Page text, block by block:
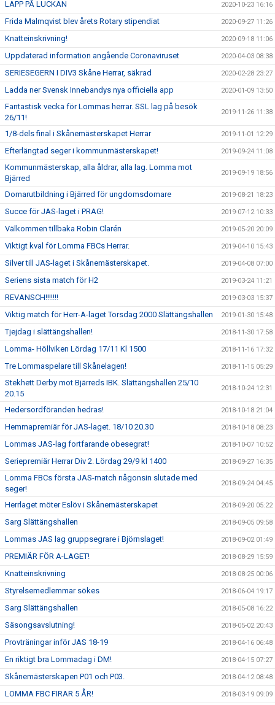
LAPP PÅ LUCKAN 2020-10-23 16:16
Frida Malmqvist blev årets Rotary stipendiat 2020-09-27 11:26
Knatteinskrivning! 2020-09-18 11:06
Uppdaterad information angående Coronaviruset 2020-04-03 08:38
SERIESEGERN I DIV3 Skåne Herrar, säkrad 2020-02-28 23:27
Ladda ner Svensk Innebandys nya officiella app 2020-01-09 13:50
Fantastisk vecka för Lommas herrar. SSL lag på besök
26/11!
2019-11-26 11:38
1/8-dels final i Skånemästerskapet Herrar 2019-11-01 12:29
Efterlängtad seger i kommunmästerskapet! 2019-09-24 11:08
Kommunmästerskap, alla åldrar, alla lag. Lomma mot
Bjärred
2019-09-19 18:56
Domarutbildning i Bjärred för ungdomsdomare 2019-08-21 18:23
Succe för JAS-laget i PRAG! 2019-07-12 10:33
Välkommen tillbaka Robin Clarén 2019-05-20 20:09
Viktigt kval för Lomma FBCs Herrar. 2019-04-10 15:43
Silver till JAS-laget i Skånemästerskapet. 2019-04-08 07:00
Seriens sista match för H2 2019-03-24 11:21
REVANSCH!!!!!!! 2019-03-03 15:37
Viktig match för Herr-A-laget Torsdag 2000 Slättängshallen 2019-01-30 15:48
Tjejdag i slättängshallen! 2018-11-30 17:58
Lomma- Höllviken Lördag 17/11 Kl 1500 2018-11-16 17:32
Tre Lommaspelare till Skånelagen! 2018-11-15 05:29
Stekhett Derby mot Bjärreds IBK. Slättängshallen 25/10
20.15
2018-10-24 12:31
Hedersordföranden hedras! 2018-10-18 21:04
Hemmapremiär för JAS-laget. 18/10 20.30 2018-10-18 08:23
Lommas JAS-lag fortfarande obesegrat! 2018-10-07 10:52
Seriepremiär Herrar Div 2. Lördag 29/9 kl 1400 2018-09-27 16:35
Lomma FBCs första JAS-match någonsin slutade med
seger!
2018-09-24 04:45
Herrlaget möter Eslöv i Skånemästerskapet 2018-09-20 05:22
Sarg Slättängshallen 2018-09-05 09:58
Lommas JAS lag gruppsegrare i Björnslaget! 2018-09-02 01:49
PREMIÄR FÖR A-LAGET! 2018-08-29 15:59
Knatteinskrivning 2018-08-25 00:06
Styrelsemedlemmar sökes 2018-06-04 19:17
Sarg Slättängshallen 2018-05-08 16:22
Säsongsavslutning! 2018-05-02 20:43
Provträningar inför JAS 18-19 2018-04-16 06:48
En riktigt bra Lommadag i DM! 2018-04-15 07:27
Skånemästerskapen P01 och P03. 2018-04-12 08:48
LOMMA FBC FIRAR 5 ÅR! 2018-03-19 09:09